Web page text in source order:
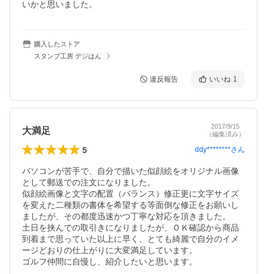
購入したストア
スタンプ工房 デジはん
違反報告 いいね 1
大満足
2017/9/15
（編集済み）
5 ddy********さん
パソコンが苦手で、自分で描いた似顔絵をオリジナル画像
として郵送での注文になりました。
似顔絵画像と文字の配置（バランス）修正更に文字サイズ
を変えた二種類の書体を希望する等面倒な修正をお願いし
ましたが、その都度迅速かつ丁寧な対応を頂きました。
土日を挟んでの取引きになりましたが、ＯＫ確認から商品
到着まで思っていた以上に早く、とても綺麗で自分のイメ
ージどおりの仕上がりに大変満足しています。
ゴルフ仲間に自慢し、紹介したいと思います。